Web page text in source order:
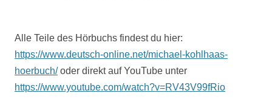
Alle Teile des Hörbuchs findest du hier:
https://www.deutsch-online.net/michael-kohlhaas-
hoerbuch/oder direkt auf YouTube unter
https://www.youtube.com/watch?v=RV43V99fRio